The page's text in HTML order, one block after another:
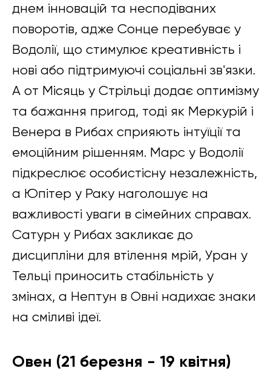
днем інновацій та несподіваних
поворотів, адже Сонце перебуває у
Водолії, що стимулює креативність і
нові або підтримуючі соціальні зв'язки.
А от Місяць у Стрільці додає оптимізму
та бажання пригод, тоді як Меркурій і
Венера в Рибах сприяють інтуїції та
емоційним рішенням. Марс у Водолії
підкреслює особистісну незалежність,
а Юпітер у Раку наголошує на
важливості уваги в сімейних справах.
Сатурн у Рибах закликає до
дисципліни для втілення мрій, Уран у
Тельці приносить стабільність у
змінах, а Нептун в Овні надихає знаки
на сміливі ідеї.
Овен (21 березня - 19 квітня)